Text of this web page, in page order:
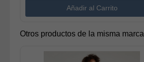
Otros productos de la misma marca